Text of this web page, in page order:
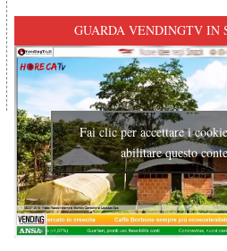
GUARDA VENDINGTV IN
Fai clic per accettare i
abilitare questo